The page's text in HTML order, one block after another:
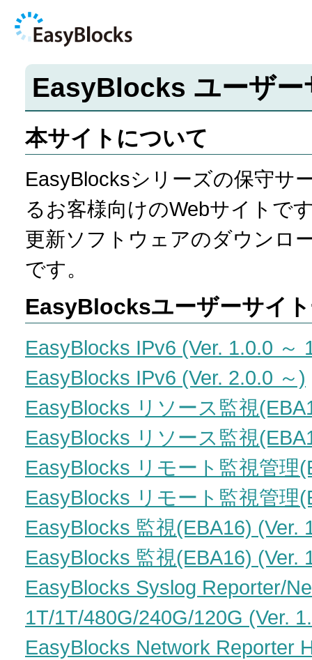
EasyBlocks ユーザー
本サイトについて
EasyBlocksシリーズの保守サ
るお客様向けのWebサイトで
更新ソフトウェアのダウンロ
です。
EasyBlocksユーザーサイ
EasyBlocks IPv6 (Ver. 1.0.0 ～
EasyBlocks IPv6 (Ver. 2.0.0 ～)
EasyBlocks リソース監視
EasyBlocks リソース監視
EasyBlocks リモート監視管理
EasyBlocks リモート監視管理
EasyBlocks 監視(EBA16) (Ver.
EasyBlocks 監視(EBA16) (Ver.
EasyBlocks Syslog Reporter/
1T/1T/480G/240G/120G (Ver.
EasyBlocks Network Reporter